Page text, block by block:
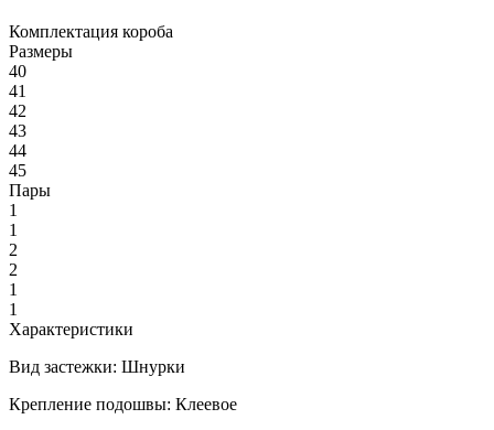
Комплектация короба
Размеры
40
41
42
43
44
45
Пары
1
1
2
2
1
1
Характеристики
Вид застежки: Шнурки
Крепление подошвы: Клеевое